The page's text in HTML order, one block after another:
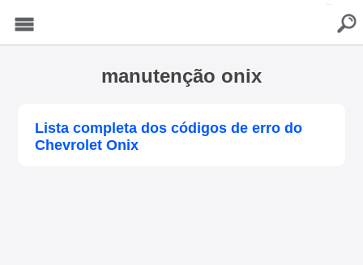
manutenção onix
Lista completa dos códigos de erro do
Chevrolet Onix